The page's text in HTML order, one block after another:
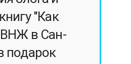
"Как
ВНЖ в Сан-
подарок